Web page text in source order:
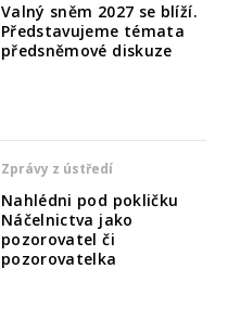
Valný sněm 2027 se blíží.
Představujeme témata
předsněmové diskuze
Zprávy z ústředí
Nahlédni pod pokličku
Náčelnictva jako
pozorovatel či
pozorovatelka